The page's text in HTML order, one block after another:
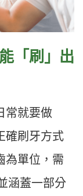
「刷」出
常就要做
確刷牙方式
為單位，需
涵蓋一部分